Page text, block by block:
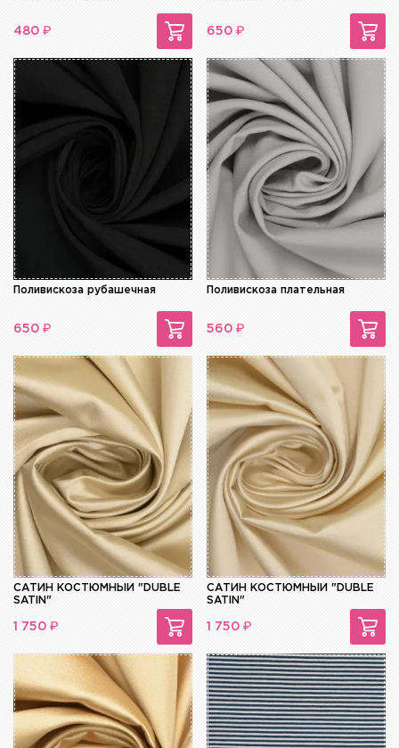
480 ₽ 650 ₽
Поливискоза рубашечная
650 ₽
Поливискоза плательная
560 ₽
САТИН КОСТЮМНЫЙ "DUBLE
SATIN"
1 750 ₽
САТИН КОСТЮМНЫЙ "DUBLE
SATIN"
1 750 ₽